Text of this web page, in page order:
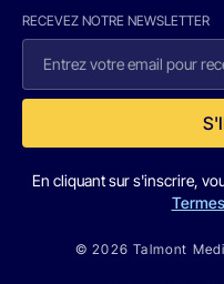
RECEVEZ NOTRE NEWSLETTER
En cliquant sur s'inscrire,
© 2026 Talmont